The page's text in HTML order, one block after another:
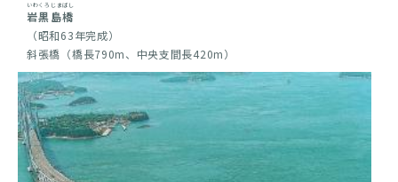
岩黒島橋
いわくろじまばし
（昭和63年完成）
斜張橋（橋長790m、中央支間長420m）